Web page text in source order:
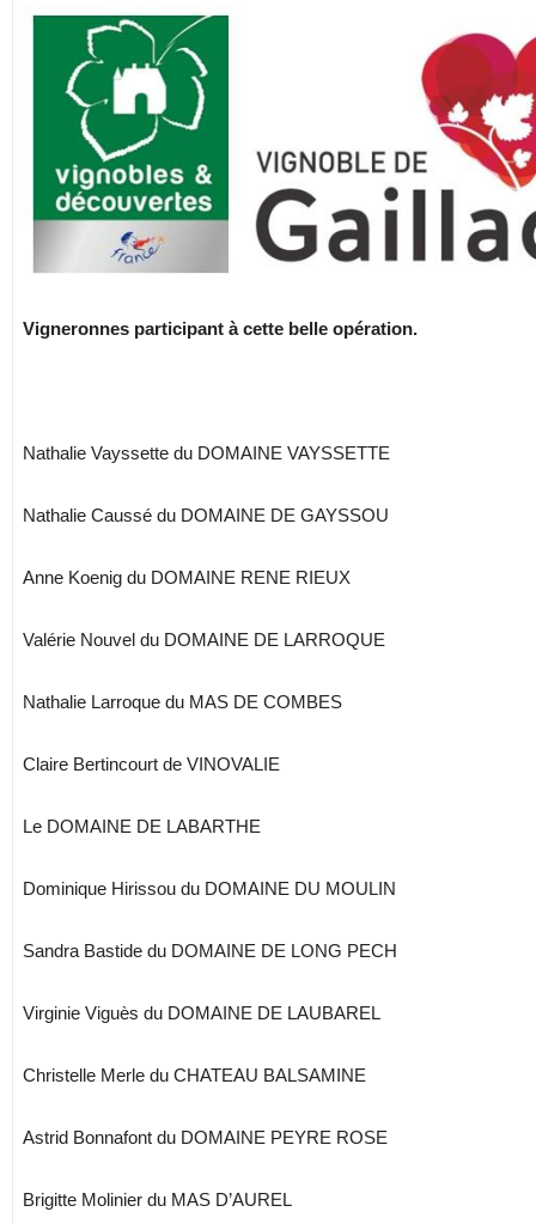
Vigneronnes participant à cette belle opération.
Nathalie Vayssette du DOMAINE VAYSSETTE
Nathalie Caussé du DOMAINE DE GAYSSOU
Anne Koenig du DOMAINE RENE RIEUX
Valérie Nouvel du DOMAINE DE LARROQUE
Nathalie Larroque du MAS DE COMBES
Claire Bertincourt de VINOVALIE
Le DOMAINE DE LABARTHE
Dominique Hirissou du DOMAINE DU MOULIN
Sandra Bastide du DOMAINE DE LONG PECH
Virginie Viguès du DOMAINE DE LAUBAREL
Christelle Merle du CHATEAU BALSAMINE
Astrid Bonnafont du DOMAINE PEYRE ROSE
Brigitte Molinier du MAS D’AUREL